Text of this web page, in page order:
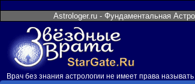
Astrologer.ru - Фундаментальная
Врач без знания астрологии не имеет права